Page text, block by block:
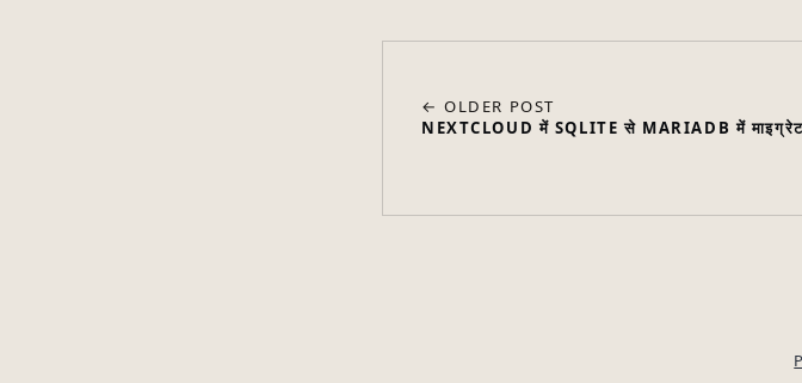
← OLDER POST
NEXTCLOUD में SQLITE से MARIADB में